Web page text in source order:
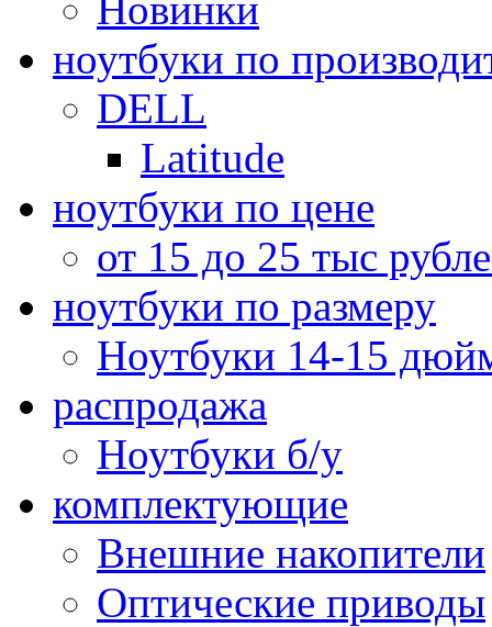
ноутбуки по
DELL
Latitude
ноутбуки по цене
от 15 до 25 тыс
ноутбуки по размеру
Ноутбуки 14-15
распродажа
Ноутбуки б/у
комплектующие
Внешние накопители
Оптические приводы